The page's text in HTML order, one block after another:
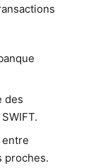
des
proches.